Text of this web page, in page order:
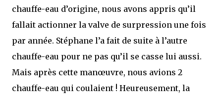
chauffe-eau d’origine, nous avons appris qu’il
fallait actionner la valve de surpression une fois
par année. Stéphane l’a fait de suite à l’autre
chauffe-eau pour ne pas qu’il se casse lui aussi.
Mais après cette manœuvre, nous avions 2
chauffe-eau qui coulaient ! Heureusement, la